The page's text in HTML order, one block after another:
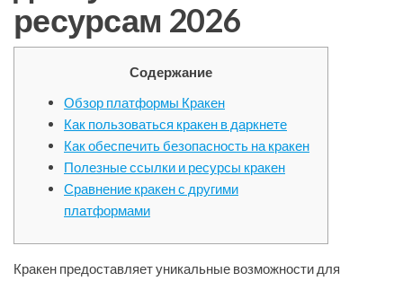
ресурсам 2026
Содержание
Обзор платформы Кракен
Как пользоваться кракен в даркнете
Как обеспечить безопасность на кракен
Полезные ссылки и ресурсы кракен
Сравнение кракен с другими
платформами
Кракен предоставляет уникальные возможности для